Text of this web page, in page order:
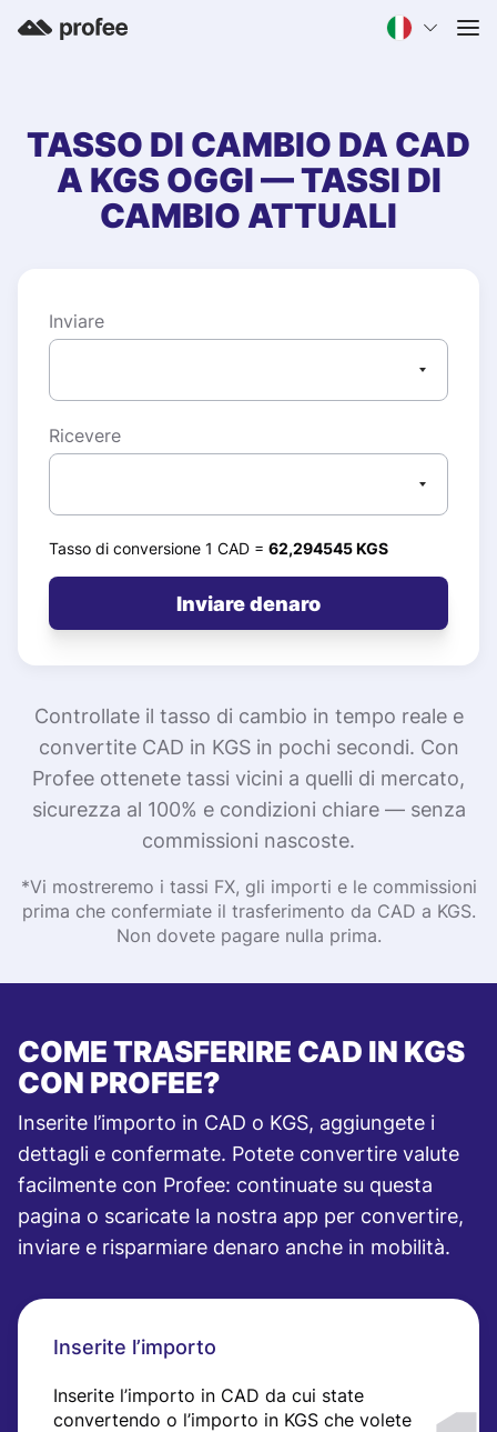
TASSO DI CAMBIO DA CAD
A KGSOGGI — TASSI DI
CAMBIO ATTUALI
Inviare
Ricevere
Tasso di conversione 1 CAD = 62,294545 KGS
Inviare denaro
Controllate il tasso di cambio in tempo reale e
convertite CAD in KGS in pochi secondi. Con
Profee ottenete tassi vicini a quelli di mercato,
sicurezza al 100% e condizioni chiare — senza
commissioni nascoste.
*Vi mostreremo i tassi FX, gli importi e le commissioni
prima che confermiate il trasferimento da CAD a KGS.
Non dovete pagare nulla prima.
COME TRASFERIRE CAD IN KGS
CON PROFEE?
Inserite l’importo in CAD o KGS, aggiungete i
dettagli e confermate. Potete convertire valute
facilmente con Profee: continuate su questa
pagina o scaricate la nostra app per convertire,
inviare e risparmiare denaro anche in mobilità.
Inserite l’importo
Inserite l’importo in CAD da cui state
convertendo o l’importo in KGS che volete